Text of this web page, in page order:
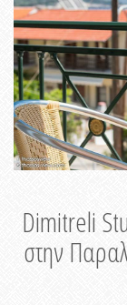
Dimitreli
στην